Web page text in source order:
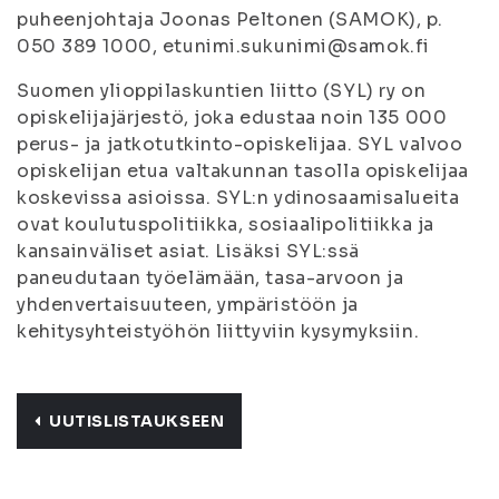
puheenjohtaja Joonas Peltonen (SAMOK), p.
050 389 1000, etunimi.sukunimi@samok.fi
Suomen ylioppilaskuntien liitto (SYL) ry on
opiskelijajärjestö, joka edustaa noin 135 000
perus- ja jatkotutkinto-opiskelijaa. SYL valvoo
opiskelijan etua valtakunnan tasolla opiskelijaa
koskevissa asioissa. SYL:n ydinosaamisalueita
ovat koulutuspolitiikka, sosiaalipolitiikka ja
kansainväliset asiat. Lisäksi SYL:ssä
paneudutaan työelämään, tasa-arvoon ja
yhdenvertaisuuteen, ympäristöön ja
kehitysyhteistyöhön liittyviin kysymyksiin.
UUTISLISTAUKSEEN